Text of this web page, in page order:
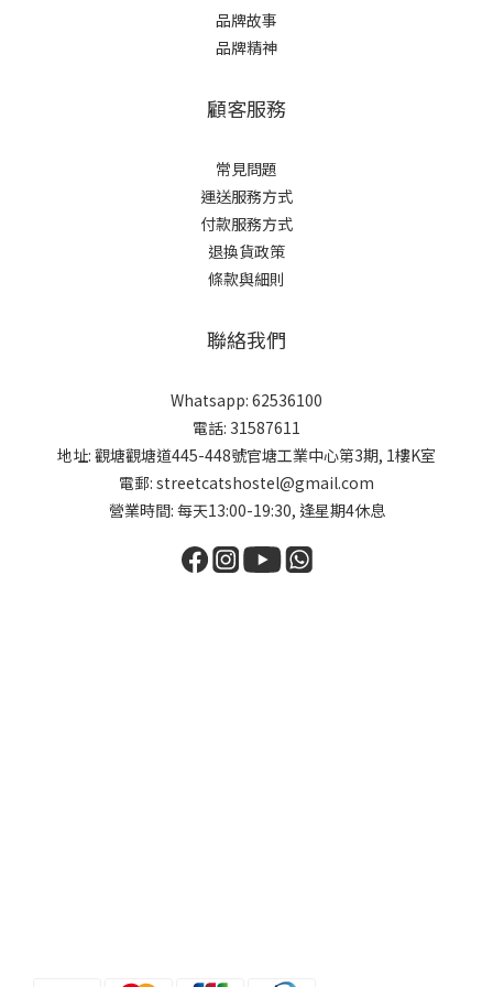
品牌故事
品牌精神
顧客服務
常見問題
運送服務方式
付款服務方式
退換貨政策
條款與細則
聯絡我們
Whatsapp: 62536100
電話: 31587611
地址: 觀塘觀塘道445-448號官塘工業中心第3期, 1樓K室
電郵: streetcatshostel@gmail.com
營業時間: 每天13:00-19:30, 逢星期4休息